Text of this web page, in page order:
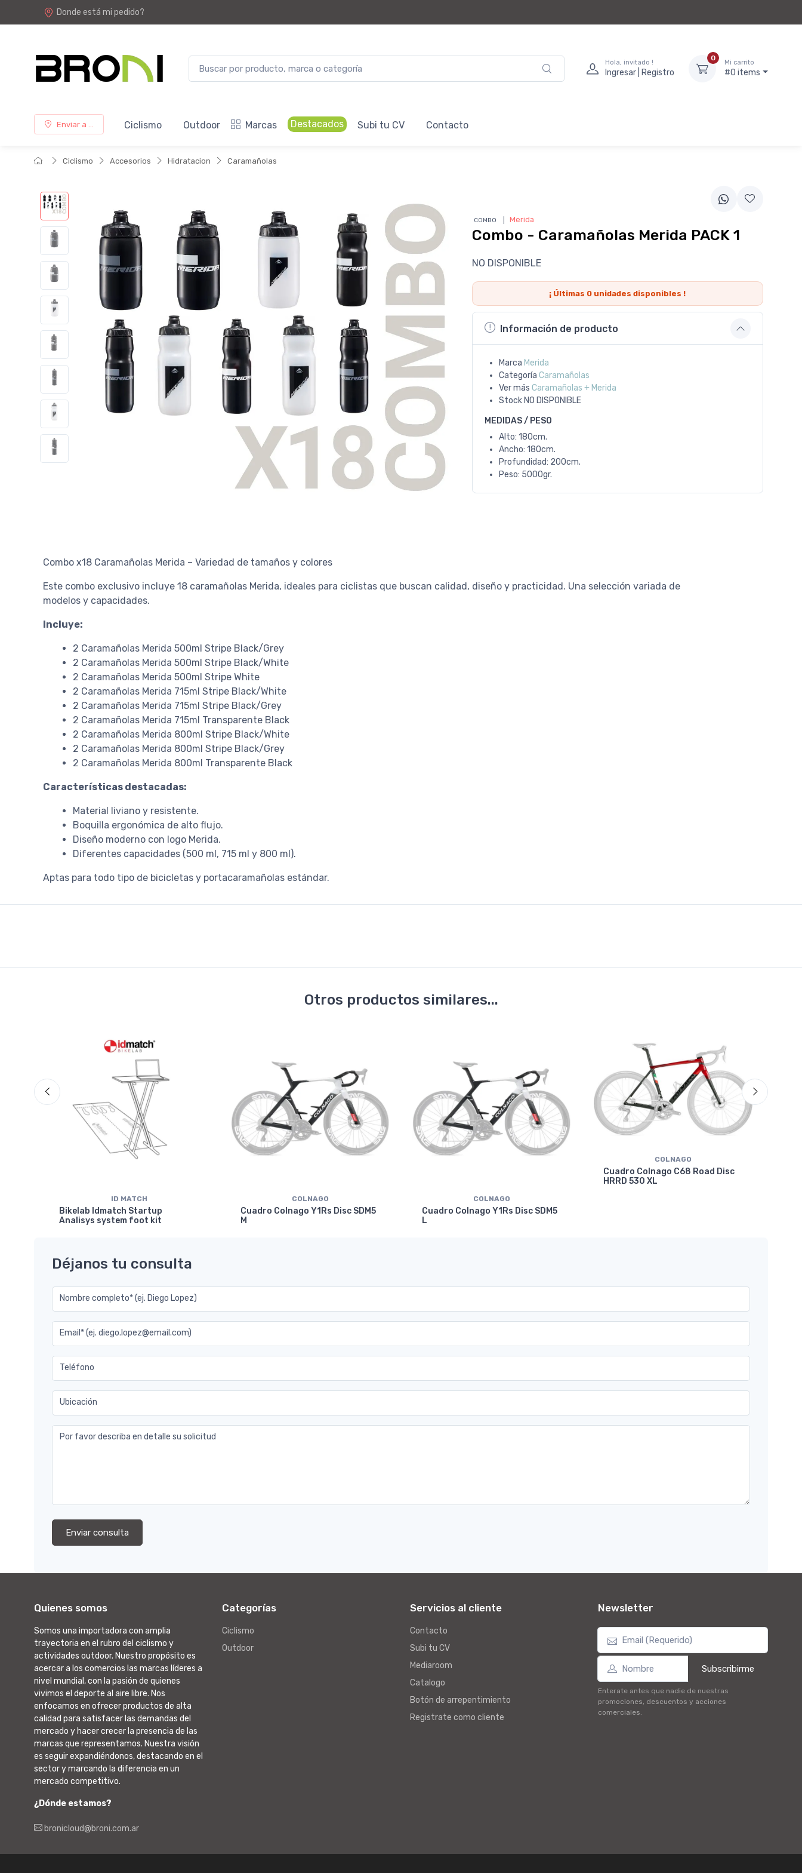
Donde está mi pedido?
Hola, invitado !
Ingresar | Registro
0
Mi carrito
#0 items
Enviar a ... Ciclismo Outdoor Marcas Destacados Subi tu CV Contacto
Ciclismo Accesorios Hidratacion Caramañolas
COMBO Merida
Combo - Caramañolas Merida PACK 1
NO DISPONIBLE
¡ Últimas 0 unidades disponibles !
Información de producto
Marca Merida
Categoría Caramañolas
Ver más Caramañolas + Merida
Stock NO DISPONIBLE
MEDIDAS / PESO
Alto: 180cm.
Ancho: 180cm.
Profundidad: 200cm.
Peso: 5000gr.
Combo x18 Caramañolas Merida – Variedad de tamaños y colores
Este combo exclusivo incluye 18 caramañolas Merida, ideales para ciclistas que buscan calidad, diseño y practicidad. Una selección variada de
modelos y capacidades.
Incluye:
2 Caramañolas Merida 500ml Stripe Black/Grey
2 Caramañolas Merida 500ml Stripe Black/White
2 Caramañolas Merida 500ml Stripe White
2 Caramañolas Merida 715ml Stripe Black/White
2 Caramañolas Merida 715ml Stripe Black/Grey
2 Caramañolas Merida 715ml Transparente Black
2 Caramañolas Merida 800ml Stripe Black/White
2 Caramañolas Merida 800ml Stripe Black/Grey
2 Caramañolas Merida 800ml Transparente Black
Características destacadas:
Material liviano y resistente.
Boquilla ergonómica de alto flujo.
Diseño moderno con logo Merida.
Diferentes capacidades (500 ml, 715 ml y 800 ml).
Aptas para todo tipo de bicicletas y portacaramañolas estándar.
Otros productos similares...
ID MATCH
Bikelab Idmatch Startup
Analisys system foot kit
COLNAGO
Cuadro Colnago Y1Rs Disc SDM5
M
COLNAGO
Cuadro Colnago Y1Rs Disc SDM5
L
COLNAGO
Cuadro Colnago C68 Road Disc
HRRD 530 XL
Déjanos tu consulta
Nombre completo* (ej. Diego Lopez)
Email* (ej. diego.lopez@email.com)
Teléfono
Ubicación
Por favor describa en detalle su solicitud
Enviar consulta
Quienes somos
Somos una importadora con amplia
trayectoria en el rubro del ciclismo y
actividades outdoor. Nuestro propósito es
acercar a los comercios las marcas líderes a
nivel mundial, con la pasión de quienes
vivimos el deporte al aire libre. Nos
enfocamos en ofrecer productos de alta
calidad para satisfacer las demandas del
mercado y hacer crecer la presencia de las
marcas que representamos. Nuestra visión
es seguir expandiéndonos, destacando en el
sector y marcando la diferencia en un
mercado competitivo.
¿Dónde estamos?
bronicloud@broni.com.ar
Categorías
Ciclismo
Outdoor
Servicios al cliente
Contacto
Subi tu CV
Mediaroom
Catalogo
Botón de arrepentimiento
Registrate como cliente
Newsletter
Subscribirme
Enterate antes que nadie de nuestras
promociones, descuentos y acciones
comerciales.